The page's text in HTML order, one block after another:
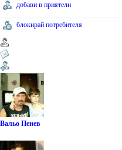
добави в приятели
блокирай потребителя
Вальо Пенев